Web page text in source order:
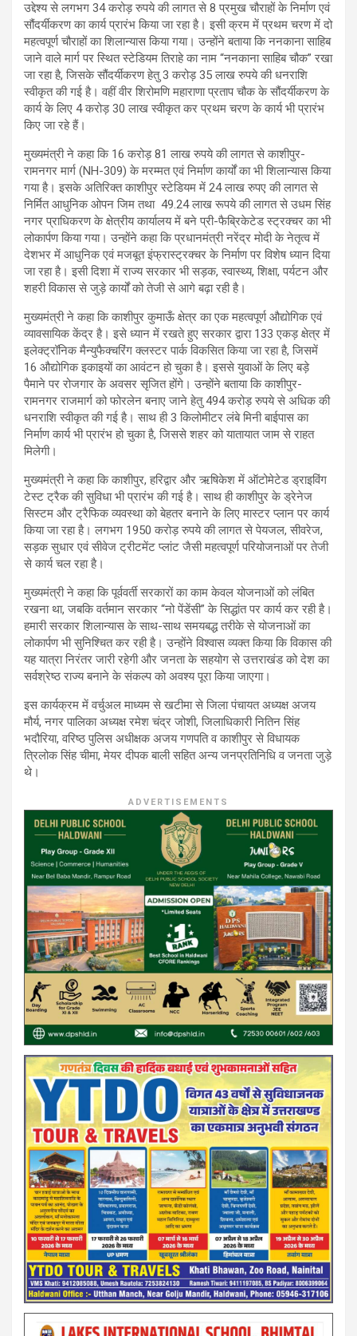
उद्देश्य से लगभग 34 करोड़ रुपये की लागत से 8 प्रमुख चौराहों के निर्माण एवं
सौंदर्यीकरण का कार्य प्रारंभ किया जा रहा है। इसी क्रम में प्रथम चरण में दो
महत्वपूर्ण चौराहों का शिलान्यास किया गया। उन्होंने बताया कि ननकाना साहिब
जाने वाले मार्ग पर स्थित स्टेडियम तिराहे का नाम “ननकाना साहिब चौक” रखा
जा रहा है, जिसके सौंदर्यीकरण हेतु 3 करोड़ 35 लाख रुपये की धनराशि
स्वीकृत की गई है। वहीं वीर शिरोमणि महाराणा प्रताप चौक के सौंदर्यीकरण के
कार्य के लिए 4 करोड़ 30 लाख स्वीकृत कर प्रथम चरण के कार्य भी प्रारंभ
किए जा रहे हैं।
मुख्यमंत्री ने कहा कि 16 करोड़ 81 लाख रुपये की लागत से काशीपुर-
रामनगर मार्ग (NH-309) के मरम्मत एवं निर्माण कार्यों का भी शिलान्यास किया
गया है। इसके अतिरिक्त काशीपुर स्टेडियम में 24 लाख रुपए की लागत से
निर्मित आधुनिक ओपन जिम तथा 49.24 लाख रूपये की लागत से उधम सिंह
नगर प्राधिकरण के क्षेत्रीय कार्यालय में बने प्री-फैब्रिकेटेड स्ट्रक्चर का भी
लोकार्पण किया गया। उन्होंने कहा कि प्रधानमंत्री नरेंद्र मोदी के नेतृत्व में
देशभर में आधुनिक एवं मजबूत इंफ्रास्ट्रक्चर के निर्माण पर विशेष ध्यान दिया
जा रहा है। इसी दिशा में राज्य सरकार भी सड़क, स्वास्थ्य, शिक्षा, पर्यटन और
शहरी विकास से जुड़े कार्यों को तेजी से आगे बढ़ा रही है।
मुख्यमंत्री ने कहा कि काशीपुर कुमाऊँ क्षेत्र का एक महत्वपूर्ण औद्योगिक एवं
व्यावसायिक केंद्र है। इसे ध्यान में रखते हुए सरकार द्वारा 133 एकड़ क्षेत्र में
इलेक्ट्रॉनिक मैन्युफैक्चरिंग क्लस्टर पार्क विकसित किया जा रहा है, जिसमें
16 औद्योगिक इकाइयों का आवंटन हो चुका है। इससे युवाओं के लिए बड़े
पैमाने पर रोजगार के अवसर सृजित होंगे। उन्होंने बताया कि काशीपुर-
रामनगर राजमार्ग को फोरलेन बनाए जाने हेतु 494 करोड़ रुपये से अधिक की
धनराशि स्वीकृत की गई है। साथ ही 3 किलोमीटर लंबे मिनी बाईपास का
निर्माण कार्य भी प्रारंभ हो चुका है, जिससे शहर को यातायात जाम से राहत
मिलेगी।
मुख्यमंत्री ने कहा कि काशीपुर, हरिद्वार और ऋषिकेश में ऑटोमेटेड ड्राइविंग
टेस्ट ट्रैक की सुविधा भी प्रारंभ की गई है। साथ ही काशीपुर के ड्रेनेज
सिस्टम और ट्रैफिक व्यवस्था को बेहतर बनाने के लिए मास्टर प्लान पर कार्य
किया जा रहा है। लगभग 1950 करोड़ रुपये की लागत से पेयजल, सीवरेज,
सड़क सुधार एवं सीवेज ट्रीटमेंट प्लांट जैसी महत्वपूर्ण परियोजनाओं पर तेजी
से कार्य चल रहा है।
मुख्यमंत्री ने कहा कि पूर्ववर्ती सरकारों का काम केवल योजनाओं को लंबित
रखना था, जबकि वर्तमान सरकार “नो पेंडेंसी” के सिद्धांत पर कार्य कर रही है।
हमारी सरकार शिलान्यास के साथ-साथ समयबद्ध तरीके से योजनाओं का
लोकार्पण भी सुनिश्चित कर रही है। उन्होंने विश्वास व्यक्त किया कि विकास की
यह यात्रा निरंतर जारी रहेगी और जनता के सहयोग से उत्तराखंड को देश का
सर्वश्रेष्ठ राज्य बनाने के संकल्प को अवश्य पूरा किया जाएगा।
इस कार्यक्रम में वर्चुअल माध्यम से खटीमा से जिला पंचायत अध्यक्ष अजय
मौर्य, नगर पालिका अध्यक्ष रमेश चंद्र जोशी, जिलाधिकारी नितिन सिंह
भदौरिया, वरिष्ठ पुलिस अधीक्षक अजय गणपति व काशीपुर से विधायक
त्रिलोक सिंह चीमा, मेयर दीपक बाली सहित अन्य जनप्रतिनिधि व जनता जुड़े
थे।
ADVERTISEMENTS